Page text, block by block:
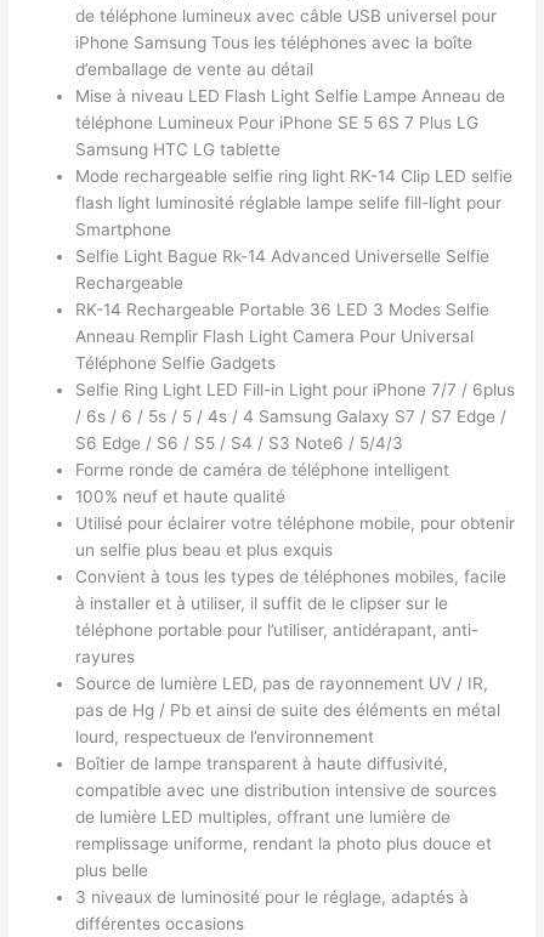
de téléphone lumineux avec câble USB universel pour
iPhone Samsung Tous les téléphones avec la boîte
d’emballage de vente au détail
Mise à niveau LED Flash Light Selfie Lampe Anneau de
téléphone Lumineux Pour iPhone SE 5 6S 7 Plus LG
Samsung HTC LG tablette
Mode rechargeable selfie ring light RK-14 Clip LED selfie
flash light luminosité réglable lampe selife fill-light pour
Smartphone
Selfie Light Bague Rk-14 Advanced Universelle Selfie
Rechargeable
RK-14 Rechargeable Portable 36 LED 3 Modes Selfie
Anneau Remplir Flash Light Camera Pour Universal
Téléphone Selfie Gadgets
Selfie Ring Light LED Fill-in Light pour iPhone 7/7 / 6plus
/ 6s / 6 / 5s / 5 / 4s / 4 Samsung Galaxy S7 / S7 Edge /
S6 Edge / S6 / S5 / S4 / S3 Note6 / 5/4/3
Forme ronde de caméra de téléphone intelligent
100% neuf et haute qualité
Utilisé pour éclairer votre téléphone mobile, pour obtenir
un selfie plus beau et plus exquis
Convient à tous les types de téléphones mobiles, facile
à installer et à utiliser, il suffit de le clipser sur le
téléphone portable pour l’utiliser, antidérapant, anti-
rayures
Source de lumière LED, pas de rayonnement UV / IR,
pas de Hg / Pb et ainsi de suite des éléments en métal
lourd, respectueux de l’environnement
Boîtier de lampe transparent à haute diffusivité,
compatible avec une distribution intensive de sources
de lumière LED multiples, offrant une lumière de
remplissage uniforme, rendant la photo plus douce et
plus belle
3 niveaux de luminosité pour le réglage, adaptés à
différentes occasions